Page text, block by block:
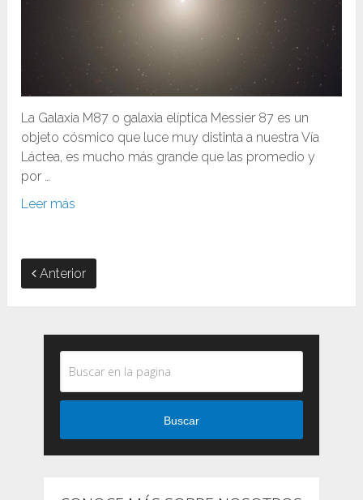
La Galaxia M87 o galaxia elíptica Messier 87 es un
objeto cósmico que luce muy distinta a nuestra Vía
Láctea, es mucho más grande que las promedio y
por …
Leer más
Anterior
Buscar